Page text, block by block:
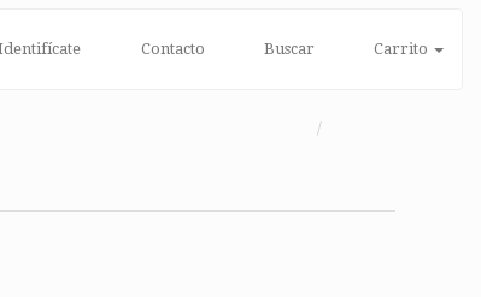
Contacto Buscar Carrito